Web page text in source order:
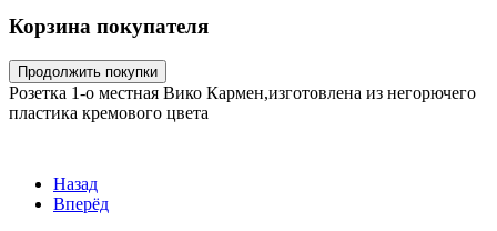
Корзина покупателя
Продолжить покупки
Розетка 1-о местная Вико Кармен,изготовлена из негорючего
пластика кремового цвета
Назад
Вперёд